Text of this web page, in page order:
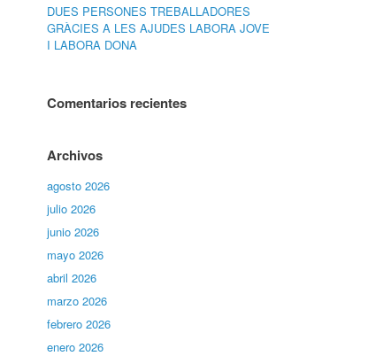
DUES PERSONES TREBALLADORES
GRÀCIES A LES AJUDES LABORA JOVE
I LABORA DONA
Comentarios recientes
Archivos
agosto 2026
julio 2026
junio 2026
mayo 2026
abril 2026
marzo 2026
febrero 2026
enero 2026